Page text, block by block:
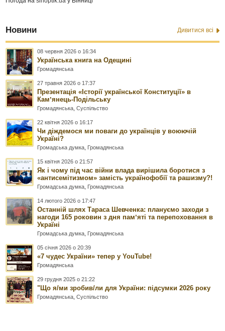
Новини Дивитися всі
08 червня 2026 о 16:34
Українська книга на Одещині
Громадянська
27 травня 2026 о 17:37
Презентація «Історії української Конституції» в
Камʼянець-Подільську
Громадянська ,Суспільство
22 квітня 2026 о 16:17
Чи діждемося ми поваги до українців у воюючій
Україні?
Громадська думка Громадянська
15 квітня 2026 о 21:57
Як і чому під час війни влада вирішила боротися з
«антисемітизмом» замість українофобії та рашизму?!
Громадська думка Громадянська
14 лютого 2026 о 17:47
Останній шлях Тараса Шевченка: плануємо заходи з
нагоди 165 роковин з дня памʼяті та перепоховання в
Україні
Громадська думка Громадянська
05 січня 2026 о 20:39
«7 чудес України» тепер у YouTube!
Громадянська
29 грудня 2025 о 21:22
"Що я/ми зробив/ли для України: підсумки 2026 року
Громадянська ,Суспільство